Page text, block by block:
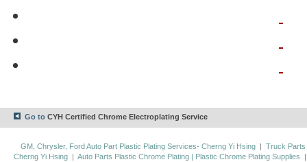
Go to CYH Certified Chrome Electroplating Service
GM, Chrysler, Ford Auto Part Plastic Plating Services- Cherng Yi Hsing | Truck Parts
Cherng Yi Hsing |Auto Parts Plastic Chrome Plating | Plastic Chrome Plating Supplies